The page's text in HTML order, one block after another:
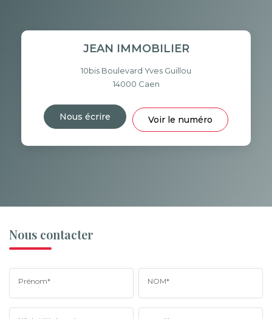
JEAN IMMOBILIER
10bis Boulevard Yves Guillou
14000 Caen
Nous écrire Voir le numéro
Nous contacter
Prénom* NOM*